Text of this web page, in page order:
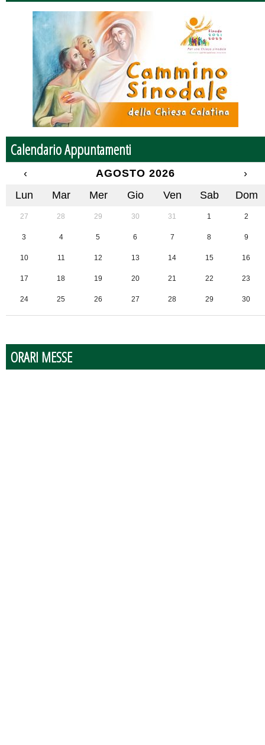
Calendario Appuntamenti
‹ AGOSTO 2026
›
Lun
Mar Mer Gio Ven Sab Dom
27 28 29 30 31 1 2
3 4 5 6 7 8 9
10 11 12 13 14 15 16
17 18 19 20 21 22 23
24 25 26 27 28 29 30
ORARI MESSE